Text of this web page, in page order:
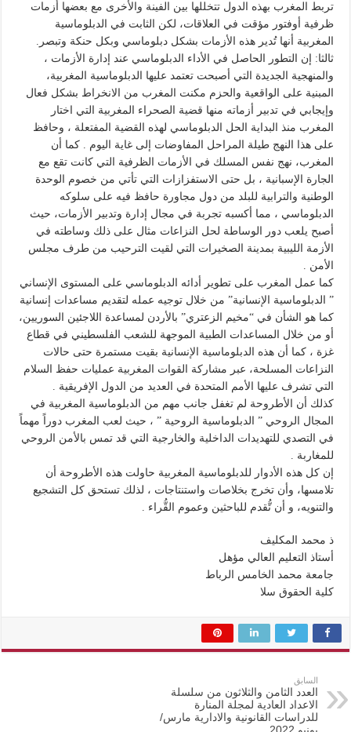
تربط المغرب بهذه الدول تتخللها بين الفينة والأخرى مع بعضها أزمات
ظرفية أوفتور مؤقت في العلاقات، لكن الثابت في الدبلوماسية
المغربية أنها تُدير هذه الأزمات بشكل دبلوماسي وبكل حنكة وتبصر.
ثالثا: إن التطور الحاصل في الأداء الدبلوماسي عند إدارة الأزمات ،
والمنهجية الجديدة التي أصبحت تعتمد عليها الدبلوماسية المغربية،
المبنية على الواقعية والحزم مكنت المغرب من الانخراط بشكل فعال
وإيجابي في تدبير أزماته منها قضية الصحراء المغربية التي اختار
المغرب منذ البداية الحل الدبلوماسي لهذه القضية المفتعلة ، وحافظ
على هذا النهج طيلة المراحل المفاوضات إلى غاية اليوم . كما أن
المغرب، نهج نفس المسلك في الأزمات الظرفية التي كانت تقع مع
الجارة الإسبانية ، بل حتى الاستفزازات التي تأتي من خصوم الوحدة
الوطنية والترابية للبلد من دول مجاورة حافظ فيه على سلوكه
الدبلوماسي ، مما أكسبه تجربة في مجال إدارة وتدبير الأزمات، حيث
أصبح يلعب دور الوساطة لحل النزاعات مثال على ذلك وساطته في
الأزمة الليبية بمدينة الصخيرات التي لقيت الترحيب من طرف مجلس
الأمن .
كما عمل المغرب على تطوير أدائه الدبلوماسي على المستوى الإنساني
” الدبلوماسية الإنسانية” من خلال توجيه عمله لتقديم مساعدات إنسانية
كما هو الشأن في “مخيم الزعتري” بالأردن لمساعدة اللاجئين السوريين،
أو من خلال المساعدات الطبية الموجهة للشعب الفلسطيني في قطاع
غزة ، كما أن هذه الدبلوماسية الإنسانية بقيت مستمرة حتى حالات
النزاعات المسلحة، عبر مشاركة القوات المغربية عمليات حفظ السلام
التي تشرف عليها الأمم المتحدة في العديد من الدول الإفريقية .
كذلك أن الأطروحة لم تغفل جانب مهم من الدبلوماسية المغربية في
المجال الروحي ” الدبلوماسية الروحية ” ، حيث لعب المغرب دوراً مهماً
في التصدي للتهديدات الداخلية والخارجية التي قد تمس بالأمن الروحي
للمغاربة .
إن كل هذه الأدوار للدبلوماسية المغربية حاولت هذه الأطروحة أن
تلامسها، وأن تخرج بخلاصات واستنتاجات ، لذلك تستحق كل التشجيع
والتنويه، و أن تُّقدم للباحثين وعموم القُّراء .
ذ محمد المكليف
أستاذ التعليم العالي مؤهل
جامعة محمد الخامس الرباط
كلية الحقوق سلا
السابق
العدد الثامن والثلاثون من سلسلة
الاعداد العادية لمجلة المنارة
للدراسات القانونية والادارية مارس/